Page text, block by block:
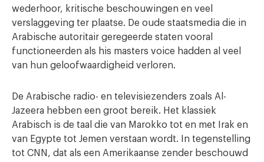
wederhoor, kritische beschouwingen en veel
verslaggeving ter plaatse. De oude staatsmedia die in
Arabische autoritair geregeerde staten vooral
functioneerden als his masters voice hadden al veel
van hun geloofwaardigheid verloren.
De Arabische radio- en televisiezenders zoals Al-
Jazeera hebben een groot bereik. Het klassiek
Arabisch is de taal die van Marokko tot en met Irak en
van Egypte tot Jemen verstaan wordt. In tegenstelling
tot CNN, dat als een Amerikaanse zender beschouwd